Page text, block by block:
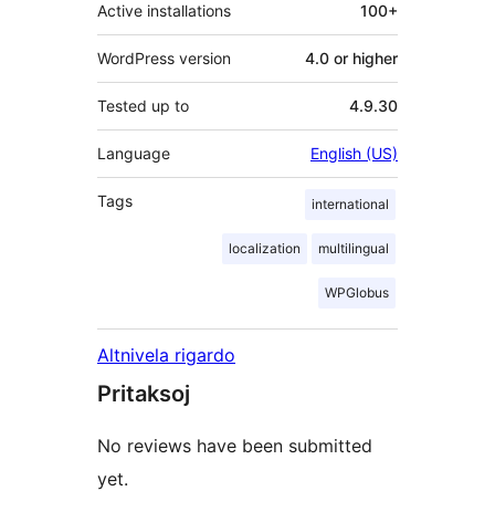
Active installations 100+
WordPress version 4.0 or higher
Tested up to 4.9.30
Language English (US)
Tags international
localization multilingual
WPGlobus
Altnivela rigardo
Pritaksoj
No reviews have been submitted
yet.